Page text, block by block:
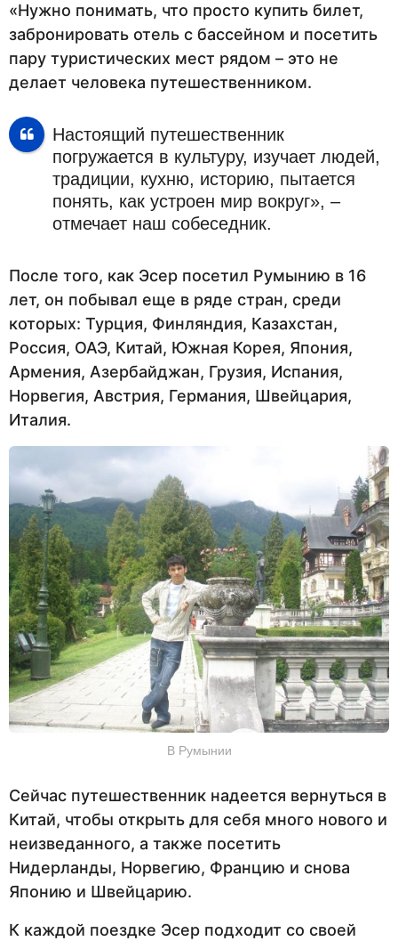
«Нужно понимать, что просто купить билет,
забронировать отель с бассейном и посетить
пару туристических мест рядом – это не
делает человека путешественником.
Настоящий путешественник
погружается в культуру, изучает людей,
традиции, кухню, историю, пытается
понять, как устроен мир вокруг», –
отмечает наш собеседник.
После того, как Эсер посетил Румынию в 16
лет, он побывал еще в ряде стран, среди
которых: Турция, Финляндия, Казахстан,
Россия, ОАЭ, Китай, Южная Корея, Япония,
Армения, Азербайджан, Грузия, Испания,
Норвегия, Австрия, Германия, Швейцария,
Италия.
В Румынии
Сейчас путешественник надеется вернуться в
Китай, чтобы открыть для себя много нового и
неизведанного, а также посетить
Нидерланды, Норвегию, Францию и снова
Японию и Швейцарию.
К каждой поездке Эсер подходит со своей